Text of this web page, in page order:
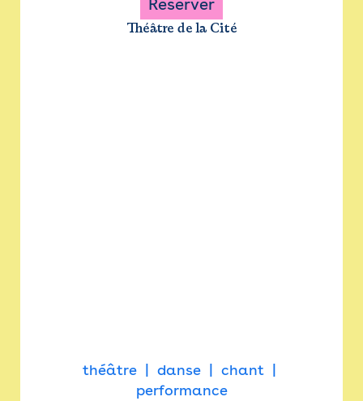
Réserver
Théâtre de la Cité
théâtre danse
chant
performance